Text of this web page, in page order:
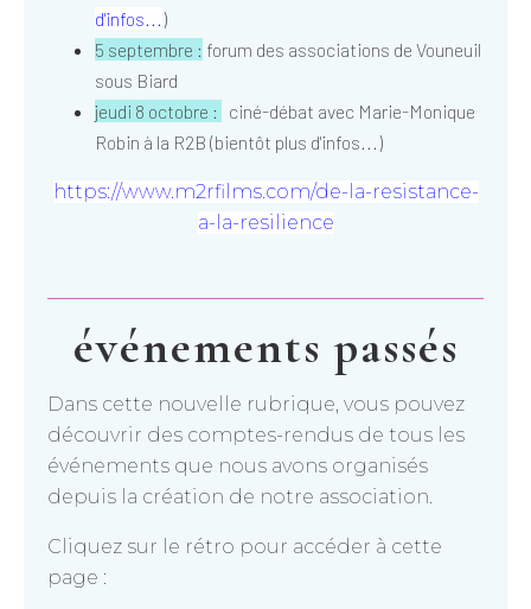
d'infos...)
5 septembre : forum des associations de Vouneuil
sous Biard
jeudi 8 octobre :
ciné-débat avec Marie-Monique
Robin à la R2B (bientôt plus d'infos...)
https://www.m2rfilms.com/de-la-resistance-
a-la-resilience
événements passés
Dans cette nouvelle rubrique, vous pouvez
découvrir des comptes-rendus de tous les
événements que nous avons organisés
depuis la création de notre association.
Cliquez sur le rétro pour accéder à cette
page :